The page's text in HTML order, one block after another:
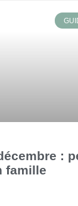
:
famille